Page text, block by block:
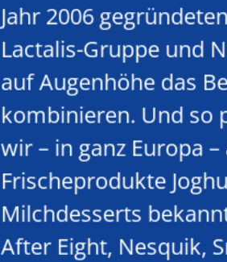
Jahr 2006
Lactalis-Gruppe und
auf Augenhöhe das
kombinieren. Und so
wir – in ganz Europa
Frischeprodukte
Milchdesserts
After Eight, Nesquik,